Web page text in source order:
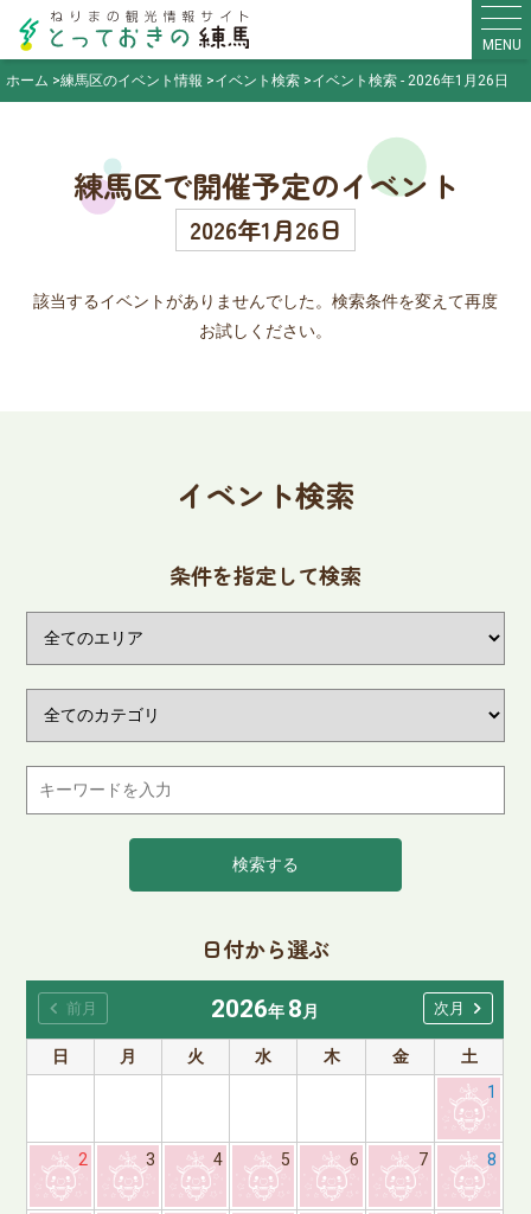
MENU
ホーム
練馬区のイベント情報 イベント検索 イベント検索 - 2026年1月26日
練馬区で開催予定のイベント
2026年1月26日
該当するイベントがありませんでした。検索条件を変えて再度
お試しください。
イベント検索
日付から選ぶ
2026年8月
日
月 火 水 木 金
土
1
2 3 4 5 6 7 8
chevron_left 前月 次月 chevron_right
条件を指定して検索
検索する